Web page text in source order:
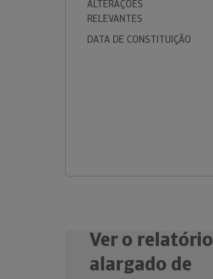
ALTERAÇÕES
RELEVANTES
DATA DE CONSTITUIÇÃO
Ver o relatório
alargado de